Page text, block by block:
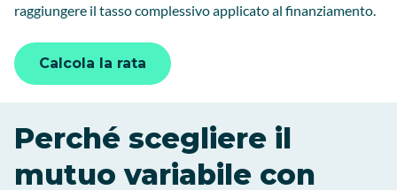
raggiungere il tasso complessivo applicato al finanziamento.
Calcola la rata
Perché scegliere il
mutuo variabile con